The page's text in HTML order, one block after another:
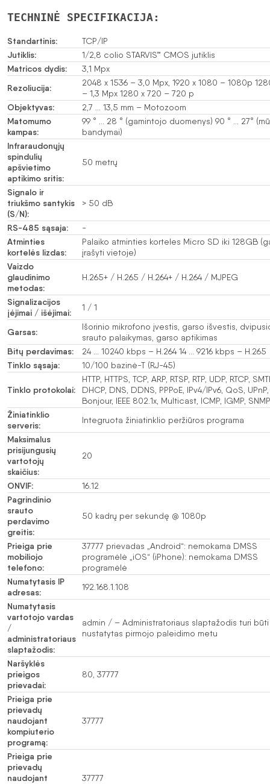
TECHNINĖ SPECIFIKACIJA:
Standartinis: TCP/IP
Jutiklis: 1/2,8 colio STARVIS™ CMOS jutiklis
Matricos dydis: 3,1 Mpx
Rezoliucija:
2048 x 1536 – 3,0 Mpx, 1920 x 1080 – 1080p
– 1,3 Mpx 1280 x 720 – 720 p
Objektyvas: 2,7 … 13,5 mm – Motozoom
Matomumo
kampas:
99 ° … 28 ° (gamintojo duomenys) 90 ° … 27°
bandymai)
Infraraudonųjų
spindulių
apšvietimo
aptikimo sritis:
50 metrų
Signalo ir
triukšmo santykis
(S/N):
> 50 dB
RS-485 sąsaja: -
Atminties
kortelės lizdas:
Palaiko atminties korteles Micro SD iki 128GB
įrašyti vietoje)
Vaizdo
glaudinimo
metodas:
H.265+ / H.265 / H.264+ / H.264 / MJPEG
Signalizacijos
įėjimai / išėjimai:
1 / 1
Garsas:
Išorinio mikrofono įvestis, garso išvestis,
srauto palaikymas, garso aptikimas
Bitų perdavimas: 24 … 10240 kbps – H.264 14 … 9216 kbps – H.265
Tinklo sąsaja: 10/100 bazinė-T (RJ-45)
Tinklo protokolai:
HTTP, HTTPS, TCP, ARP, RTSP, RTP, UDP, RTCP,
DHCP, DNS, DDNS, PPPoE, IPv4/IPv6, QoS, UPnP,
Bonjour, IEEE 802.1x, Multicast, ICMP, IGMP, SNMP
Žiniatinklio
serveris:
Integruota žiniatinklio peržiūros programa
Maksimalus
prisijungusių
vartotojų
skaičius:
20
ONVIF: 16.12
Pagrindinio
srauto
perdavimo
greitis:
50 kadrų per sekundę @ 1080p
Prieiga prie
mobiliojo
telefono:
37777 prievadas „Android“: nemokama DMSS
programėlė „iOS“ (iPhone): nemokama DMSS
programėlė
Numatytasis IP
adresas:
192.168.1.108
Numatytasis
vartotojo vardas
/
administratoriaus
slaptažodis:
admin / – Administratoriaus slaptažodis turi būti
nustatytas pirmojo paleidimo metu
Naršyklės
prieigos
prievadai:
80, 37777
Prieiga prie
prievadų
naudojant
kompiuterio
programą:
37777
Prieiga prie
prievadų
naudojant
37777